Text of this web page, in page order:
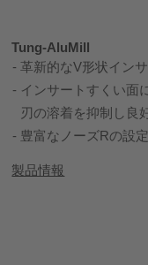
Tung-AluMill
革新的なV形状イン
インサートすくい面
刃の溶着を抑制し良
豊富なノーズRの設
製品情報